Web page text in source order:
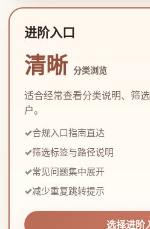
进阶入口
清晰 分类浏览
适合经常查看分类说明、筛
户。
合规入口指南直达
筛选标签与路径说明
常见问题集中展开
减少重复跳转提示
选择进阶